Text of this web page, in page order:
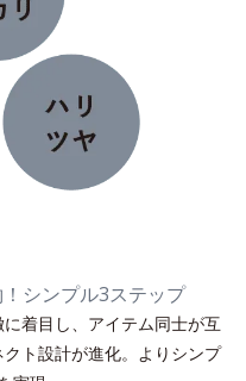
シンプル3ステップ
着目し、アイテム同士が互
ト設計が進化。よりシンプ